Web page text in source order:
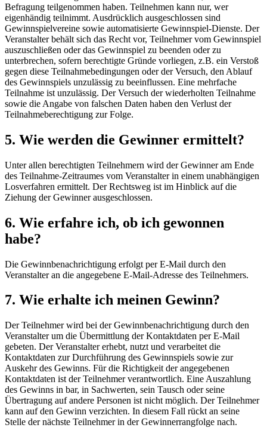
Befragung teilgenommen haben. Teilnehmen kann nur, wer
eigenhändig teilnimmt. Ausdrücklich ausgeschlossen sind
Gewinnspielvereine sowie automatisierte Gewinnspiel-Dienste. Der
Veranstalter behält sich das Recht vor, Teilnehmer vom Gewinnspiel
auszuschließen oder das Gewinnspiel zu beenden oder zu
unterbrechen, sofern berechtigte Gründe vorliegen, z.B. ein Verstoß
gegen diese Teilnahmebedingungen oder der Versuch, den Ablauf
des Gewinnspiels unzulässig zu beeinflussen. Eine mehrfache
Teilnahme ist unzulässig. Der Versuch der wiederholten Teilnahme
sowie die Angabe von falschen Daten haben den Verlust der
Teilnahmeberechtigung zur Folge.
5. Wie werden die Gewinner ermittelt?
Unter allen berechtigten Teilnehmern wird der Gewinner am Ende
des Teilnahme-Zeitraumes vom Veranstalter in einem unabhängigen
Losverfahren ermittelt. Der Rechtsweg ist im Hinblick auf die
Ziehung der Gewinner ausgeschlossen.
6. Wie erfahre ich, ob ich gewonnen
habe?
Die Gewinnbenachrichtigung erfolgt per E-Mail durch den
Veranstalter an die angegebene E-Mail-Adresse des Teilnehmers.
7. Wie erhalte ich meinen Gewinn?
Der Teilnehmer wird bei der Gewinnbenachrichtigung durch den
Veranstalter um die Übermittlung der Kontaktdaten per E-Mail
gebeten. Der Veranstalter erhebt, nutzt und verarbeitet die
Kontaktdaten zur Durchführung des Gewinnspiels sowie zur
Auskehr des Gewinns. Für die Richtigkeit der angegebenen
Kontaktdaten ist der Teilnehmer verantwortlich. Eine Auszahlung
des Gewinns in bar, in Sachwerten, sein Tausch oder seine
Übertragung auf andere Personen ist nicht möglich. Der Teilnehmer
kann auf den Gewinn verzichten. In diesem Fall rückt an seine
Stelle der nächste Teilnehmer in der Gewinnerrangfolge nach.